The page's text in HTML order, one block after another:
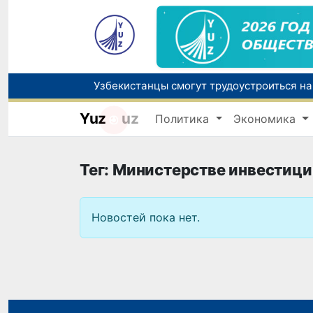
В Узбекистане стартовал месячник
Ташкент готовится принять чемпионат
Yuz uz Политика Экономика
Тег: Министерстве
Новостей пока нет.